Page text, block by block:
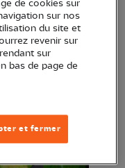
parcs
souris
la biodiversité et la
en
d’Histoire
de cookies sur
sur nos
du site et
revenir sur
sur
bas de page de
et fermer